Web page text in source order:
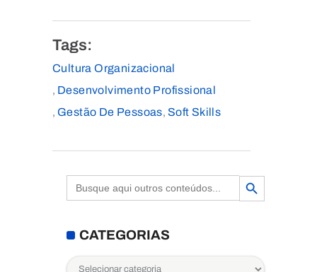
Tags:
Cultura Organizacional
, Desenvolvimento Profissional
, Gestão De Pessoas, Soft Skills
Search
for:
Search Button
CATEGORIAS
Categorias